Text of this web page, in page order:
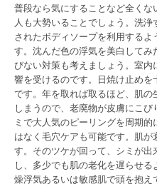
普段なら気にすることなど全く
人も大勢いることでしょう。洗
されたボディソープを利用する
す。沈んだ色の浮気を美白して
びない対策も考えましょう。室
響を受けるのです。日焼け止め
です。年を取れば取るほど、肌
しまうので、老廃物が皮膚にこ
ミで大人気のピーリングを周期
はなく毛穴ケアも可能です。肌
す。そのツケが回って、シミが
し、多少でも肌の老化を遅らせ
燥浮気あるいは敏感肌で頭を抱